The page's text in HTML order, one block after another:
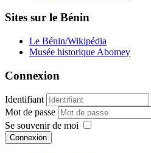
Sites sur le Bénin
Le Bénin/Wikipédia
Musée historique Abomey
Connexion
Identifiant
Mot de passe
Se souvenir de moi
Connexion